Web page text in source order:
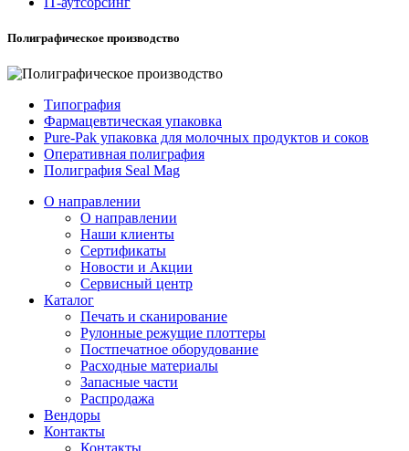
Полиграфическое производство
Типография
Фармацевтическая упаковка
Pure-Pak упаковка для молочных продуктов и соков
Оперативная полиграфия
Полиграфия Seal Mag
О направлении
О направлении
Наши клиенты
Сертификаты
Новости и Акции
Сервисный центр
Каталог
Печать и сканирование
Рулонные режущие плоттеры
Постпечатное оборудование
Расходные материалы
Запасные части
Распродажа
Вендоры
Контакты
Контакты